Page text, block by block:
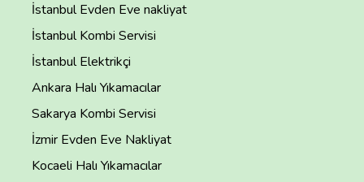
İstanbul Evden Eve nakliyat
İstanbul Kombi Servisi
İstanbul Elektrikçi
Ankara Halı Yıkamacılar
Sakarya Kombi Servisi
İzmir Evden Eve Nakliyat
Kocaeli Halı Yıkamacılar